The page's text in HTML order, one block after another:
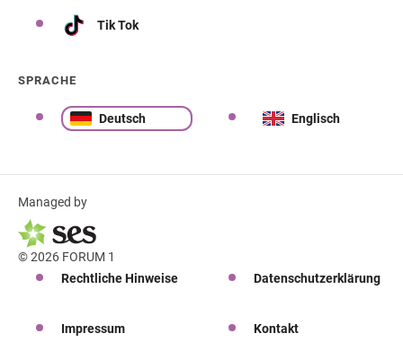
Tik Tok
SPRACHE
Deutsch Englisch
Managed by
© 2026 FORUM 1
Rechtliche Hinweise
Datenschutzerklärung
Impressum Kontakt